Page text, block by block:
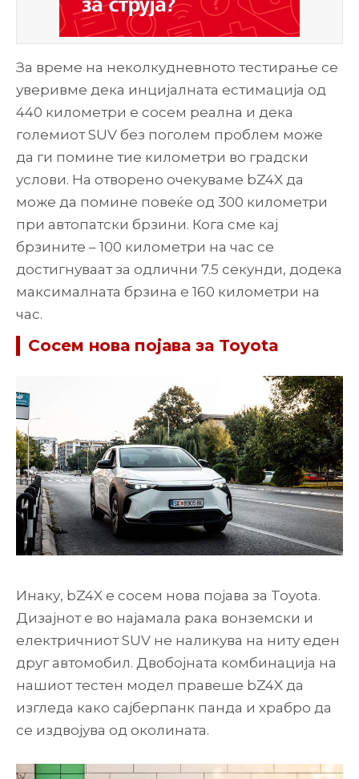
За време на неколкудневното тестирање се
уверивме дека инцијалната естимација од
440 километри е сосем реална и дека
големиот SUV без поголем проблем може
да ги помине тие километри во градски
услови. На отворено очекуваме bZ4X да
може да помине повеќе од 300 километри
при автопатски брзини. Кога сме кај
брзините – 100 километри на час се
достигнуваат за одлични 7.5 секунди, додека
максималната брзина е 160 километри на
час.
Сосем нова појава за Toyota
Инаку, bZ4X е сосем нова појава за Toyota.
Дизајнот е во најамала рака вонземски и
електричниот SUV не наликува на ниту еден
друг автомобил. Двобојната комбинација на
нашиот тестен модел правеше bZ4X да
изгледа како сајберпанк панда и храбро да
се издвојува од околината.